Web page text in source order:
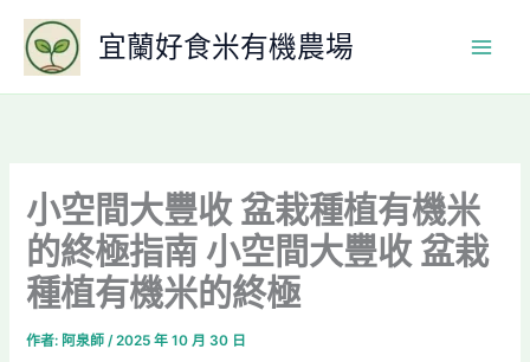
要
宜蘭好食米有機農場
小空間大豐收 盆栽種植有機米
的終極指南 小空間大豐收 盆栽
種植有機米的終極
作者: 阿泉師/2025 年 10 月 30 日